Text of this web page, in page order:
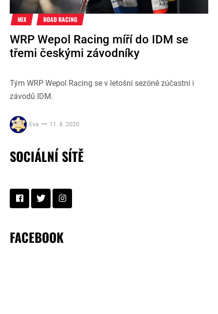
MIX ROAD RACING
WRP Wepol Racing míří do IDM se
třemi českými závodníky
Tým WRP Wepol Racing se v letošní sezóně zúčastní i
závodů IDM.
Eva 11. 8. 2020
SOCIÁLNÍ SÍTĚ
FACEBOOK